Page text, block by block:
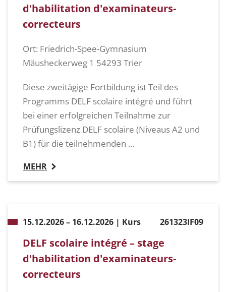
d'habilitation d'examinateurs-
correcteurs
Ort: Friedrich-Spee-Gymnasium
Mäusheckerweg 1 54293 Trier
Diese zweitägige Fortbildung ist Teil des
Programms DELF scolaire intégré und führt
bei einer erfolgreichen Teilnahme zur
Prüfungslizenz DELF scolaire (Niveaus A2 und
B1) für die teilnehmenden ...
MEHR
15.12.2026 – 16.12.2026 | Kurs 261323IF09
DELF scolaire intégré – stage
d'habilitation d'examinateurs-
correcteurs